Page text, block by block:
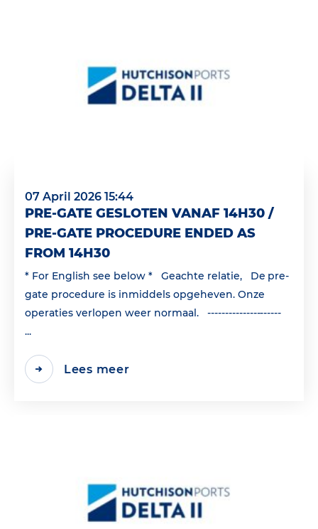
07 April 2026 15:44
PRE-GATE GESLOTEN VANAF 14H30 /
PRE-GATE PROCEDURE ENDED AS
FROM 14H30
* For English see below * Geachte relatie, De pre-
gate procedure is inmiddels opgeheven. Onze
operaties verlopen weer normaal. ---------------------
...
Lees meer